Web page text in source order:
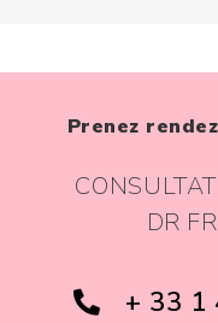
Prenez
DR
+ 33 1